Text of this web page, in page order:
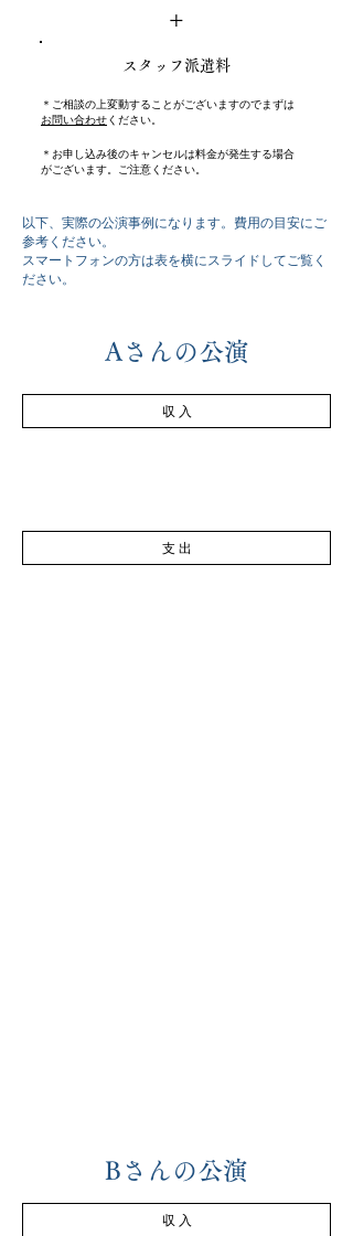
+
スタッフ派遣料
＊ご相談の上変動することがございますのでまずは
お問い合わせください。
＊お申し込み後のキャンセルは料金が発生する場合
がございます。ご注意ください。
以下、実際の公演事例になります。費用の目安にご
参考ください。
スマートフォンの方は表を横にスライドしてご覧く
ださい。
Aさんの公演
収 入
支 出
Bさんの公演
収 入